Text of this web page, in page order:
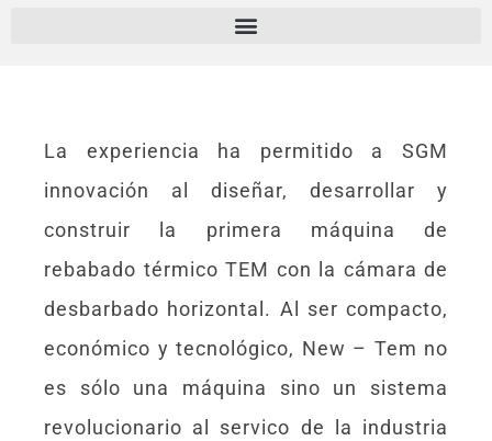
La experiencia ha permitido a SGM
innovación al diseñar, desarrollar y
construir la primera máquina de
rebabado térmico TEM con la cámara de
desbarbado horizontal. Al ser compacto,
económico y tecnológico, New – Tem no
es sólo una máquina sino un sistema
revolucionario al servico de la industria